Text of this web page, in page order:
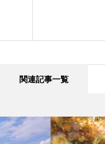
関連記事一覧